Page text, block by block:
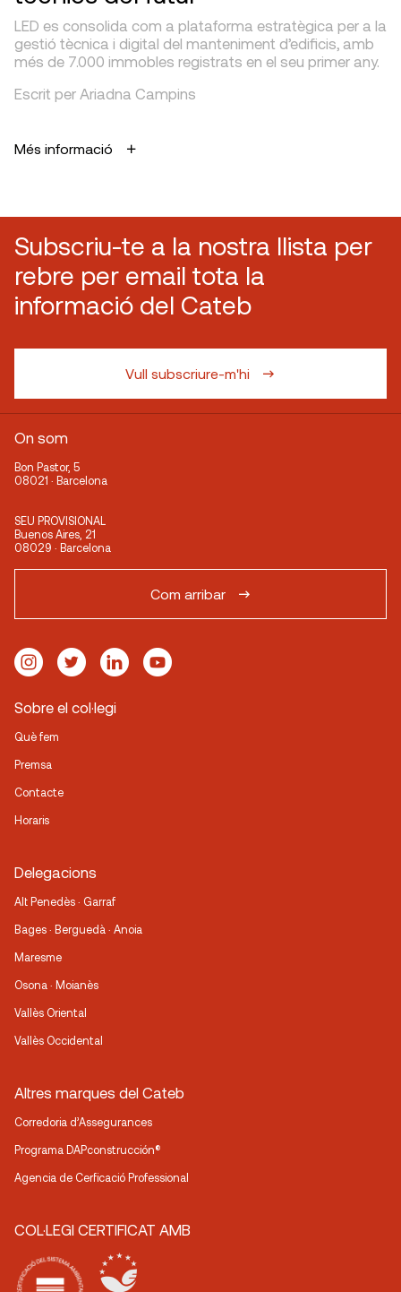
LED es consolida com a plataforma estratègica per a la
gestió tècnica i digital del manteniment d’edificis, amb
més de 7.000 immobles registrats en el seu primer any.
Escrit per Ariadna Campins
Més informació
Subscriu-te a la nostra llista per
rebre per email tota la
informació del Cateb
Vull subscriure-m'hi
On som
Bon Pastor, 5
08021 · Barcelona
SEU PROVISIONAL
Buenos Aires, 21
08029 · Barcelona
Com arribar
Sobre el col·legi
Què fem
Premsa
Contacte
Horaris
Delegacions
Alt Penedès · Garraf
Bages · Berguedà · Anoia
Maresme
Osona · Moianès
Vallès Oriental
Vallès Occidental
Altres marques del Cateb
Corredoria d’Assegurances
Programa DAPconstrucción®
Agencia de Cerficació Professional
COL·LEGI CERTIFICAT AMB